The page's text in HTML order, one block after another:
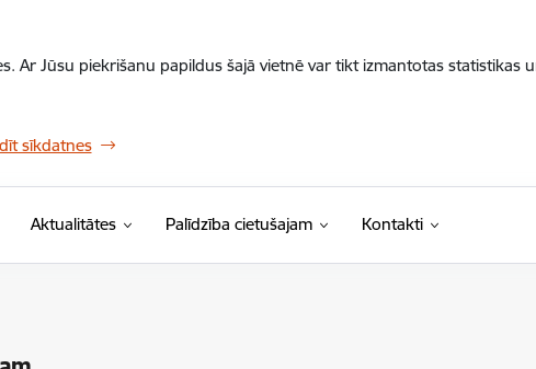
Ar Jūsu piekrišanu papildus šajā vietnē var tikt izmantotas statistikas
sīkdatnes
Aktualitātes Palīdzība cietušajam Kontakti